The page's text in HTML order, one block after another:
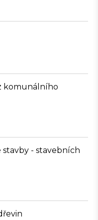
komunálního
stavby - stavebních